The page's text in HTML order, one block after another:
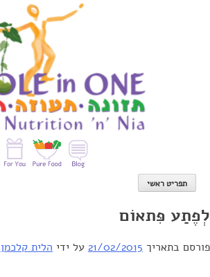
תפריט ראשי
לְפֶתַע פִּתאוֹם
פורסם בתאריך 21/02/2015 על ידי הלית קלכמן